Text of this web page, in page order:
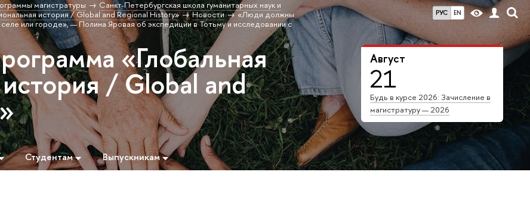
РУС EN
магистратуры
Санкт-Петербургская школа гуманитарных наук и
история / Global and Regional History» Новости
«Люди должны
или городе», — Полина Яровая об экспедиции в Тотьму и исследовании с
Август
21
Будь в курсе 2026: Зачисление в
магистратуру — 2026
«Глобальная
/ Global and
Студентам Выпускникам